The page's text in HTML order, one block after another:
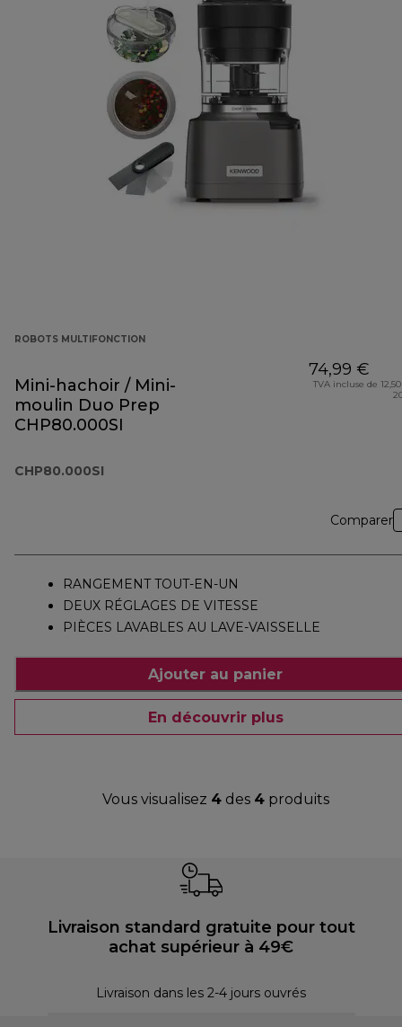
ROBOTS MULTIFONCTION
Mini-hachoir / Mini-
moulin Duo Prep
CHP80.000SI
CHP80.000SI
74,99 €
TVA incluse de
Comparer
RANGEMENT TOUT-EN-UN
DEUX RÉGLAGES DE VITESSE
PIÈCES LAVABLES AU LAVE-VAISSELLE
Ajouter au panier
En découvrir plus
Vous visualisez 4des 4produits
Livraison standard gratuite pour tout
achat supérieur à 49€
Livraison dans les 2-4 jours ouvrés